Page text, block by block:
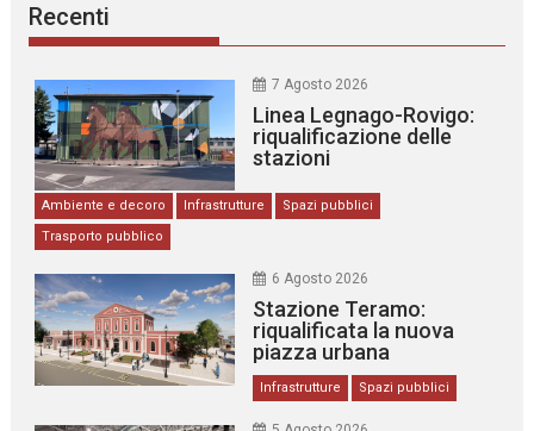
Recenti
7 Agosto 2026
Linea Legnago-Rovigo:
riqualificazione delle
stazioni
Ambiente e decoro Infrastrutture
Spazi pubblici
Trasporto pubblico
6 Agosto 2026
Stazione Teramo:
riqualificata la nuova
piazza urbana
Infrastrutture Spazi pubblici